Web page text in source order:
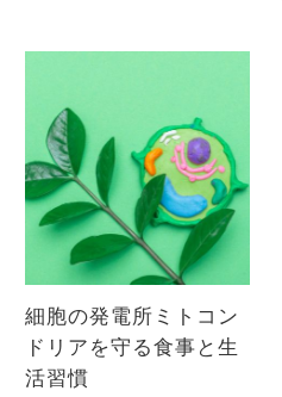
細胞の発電所ミトコン
ドリアを守る食事と生
活習慣